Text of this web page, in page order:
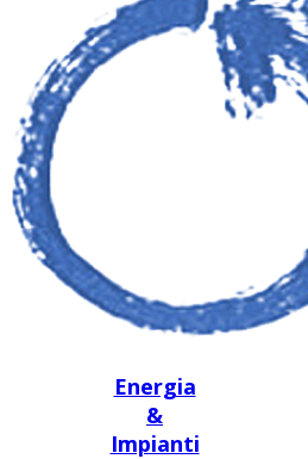
Energia
&
Impianti